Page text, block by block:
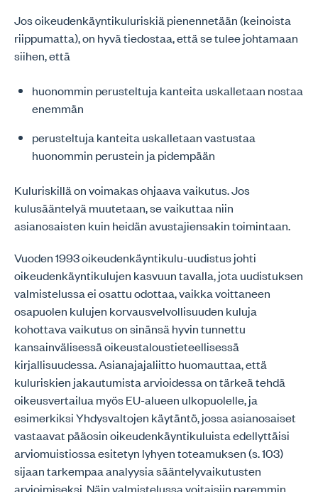
Jos oikeudenkäyntikuluriskiä pienennetään (keinoista
riippumatta), on hyvä tiedostaa, että se tulee johtamaan
siihen, että
huonommin perusteltuja kanteita uskalletaan nostaa
enemmän
perusteltuja kanteita uskalletaan vastustaa
huonommin perustein ja pidempään
Kuluriskillä on voimakas ohjaava vaikutus. Jos
kulusääntelyä muutetaan, se vaikuttaa niin
asianosaisten kuin heidän avustajiensakin toimintaan.
Vuoden 1993 oikeudenkäyntikulu-uudistus johti
oikeudenkäyntikulujen kasvuun tavalla, jota uudistuksen
valmistelussa ei osattu odottaa, vaikka voittaneen
osapuolen kulujen korvausvelvollisuuden kuluja
kohottava vaikutus on sinänsä hyvin tunnettu
kansainvälisessä oikeustaloustieteellisessä
kirjallisuudessa. Asianajajaliitto huomauttaa, että
kuluriskien jakautumista arvioidessa on tärkeä tehdä
oikeusvertailua myös EU-alueen ulkopuolelle, ja
esimerkiksi Yhdysvaltojen käytäntö, jossa asianosaiset
vastaavat pääosin oikeudenkäyntikuluista edellyttäisi
arviomuistiossa esitetyn lyhyen toteamuksen (s. 103)
sijaan tarkempaa analyysia sääntelyvaikutusten
arvioimiseksi. Näin valmistelussa voitaisiin paremmin